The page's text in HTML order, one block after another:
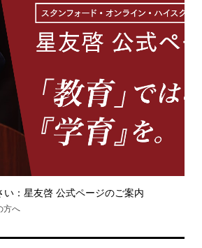
：星友啓 公式ページのご案内
方へ